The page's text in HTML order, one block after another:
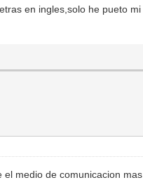
en ingles,solo he pueto
medio de comunicacion